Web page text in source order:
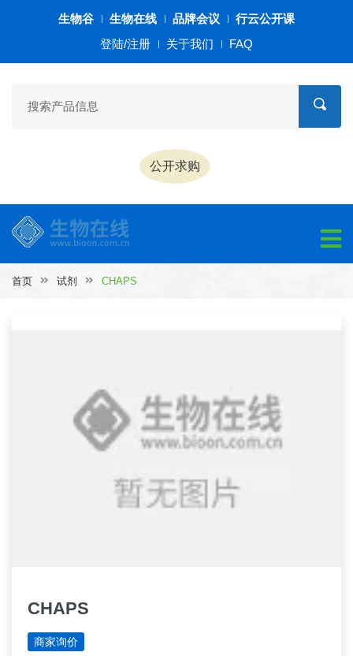
生物谷 生物在线 品牌会议
行云公开课
登陆/注册
关于我们 FAQ
公开求购
首页 试剂 CHAPS
CHAPS
商家询价